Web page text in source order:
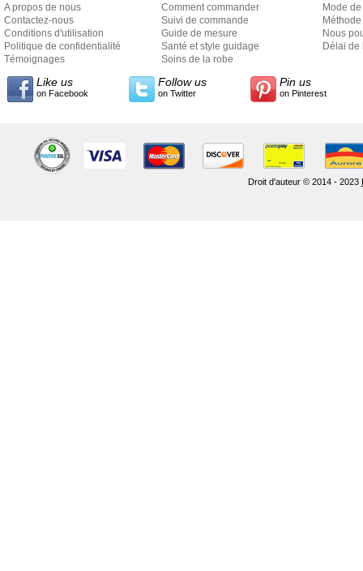
A propos de nous
Contactez-nous
Conditions d'utilisation
Politique de confidentialité
Témoignages
Comment commander
Suivi de commande
Guide de mesure
Santé et style guidage
Soins de la robe
Mode
Nous
Délai de
Like us
on Facebook
Follow us
on Twitter
Pin us
on Pinterest
Droit d'auteur © 2014 - 2023